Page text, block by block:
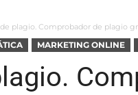
plagio. Comprobador de plagio
MARKETING ONLINE